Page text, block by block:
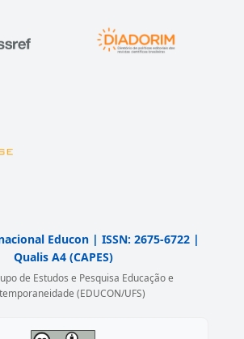
Educon | ISSN: 2675-6722 |
Qualis A4 (CAPES)
de Estudos e Pesquisa Educação e
(EDUCON/UFS)